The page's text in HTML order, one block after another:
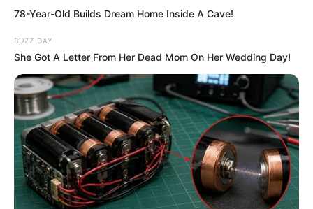
78-Year-Old Builds Dream Home Inside A Cave!
BUZZ DAY
She Got A Letter From Her Dead Mom On Her Wedding Day!